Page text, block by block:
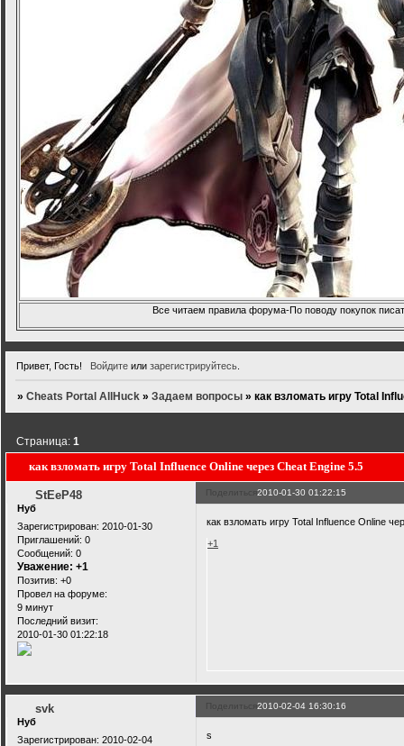
Все читаем правила форума-По поводу покупок
Привет, Гость! Войдитеили зарегистрируйтесь.
»Cheats Portal AllHuck »Задаем вопросы »как взломать игру Total
как взломать игру Total Influence Online через Cheat Engine 5.5
Страница:1
Поделиться2010-01-30 01:22:15
StEeP48
Нуб
Зарегистрирован: 2010-01-30
Приглашений: 0
Сообщений: 0
Уважение: +1
Позитив: +0
Провел на форуме:
9 минут
Последний визит:
2010-01-30 01:22:18
как взломать игру Total Influence Online
+1
Поделиться2010-02-04 16:30:16
svk
Нуб
Зарегистрирован: 2010-02-04
s